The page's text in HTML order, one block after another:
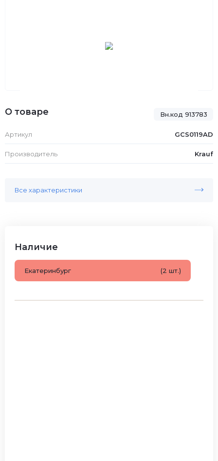
Вн.код 913783
О товаре
Артикул GCS0119AD
Производитель Krauf
Все характеристики
Наличие
Екатеринбург (2 шт.)